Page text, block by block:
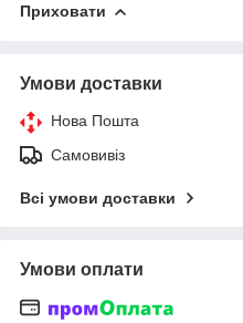
Приховати
Умови доставки
Нова Пошта
Самовивіз
Всі умови доставки
Умови оплати